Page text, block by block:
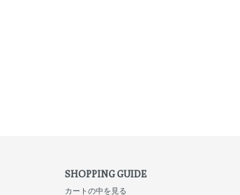
SHOPPING GUIDE
カートの中を見る